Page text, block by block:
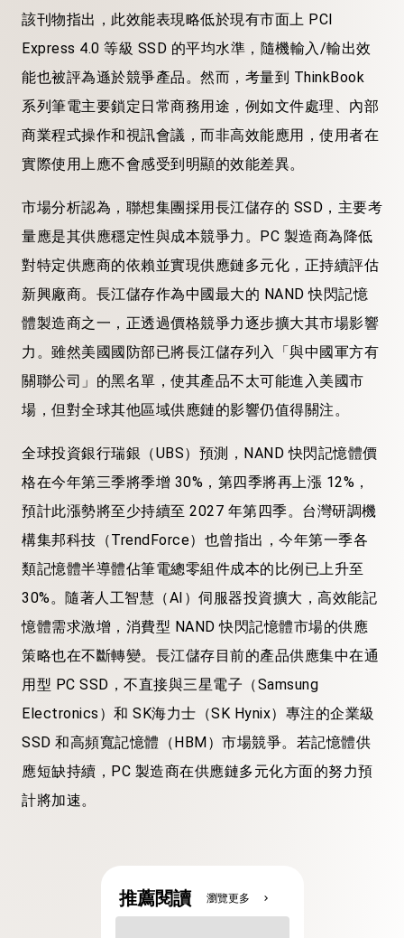
該刊物指出，此效能表現略低於現有市面上 PCI
Express 4.0 等級 SSD 的平均水準，隨機輸入/輸出效
能也被評為遜於競爭產品。然而，考量到 ThinkBook
系列筆電主要鎖定日常商務用途，例如文件處理、內部
商業程式操作和視訊會議，而非高效能應用，使用者在
實際使用上應不會感受到明顯的效能差異。
市場分析認為，聯想集團採用長江儲存的 SSD，主要考
量應是其供應穩定性與成本競爭力。PC 製造商為降低
對特定供應商的依賴並實現供應鏈多元化，正持續評估
新興廠商。長江儲存作為中國最大的 NAND 快閃記憶
體製造商之一，正透過價格競爭力逐步擴大其市場影響
力。雖然美國國防部已將長江儲存列入「與中國軍方有
關聯公司」的黑名單，使其產品不太可能進入美國市
場，但對全球其他區域供應鏈的影響仍值得關注。
全球投資銀行瑞銀（UBS）預測，NAND 快閃記憶體價
格在今年第三季將季增 30%，第四季將再上漲 12%，
預計此漲勢將至少持續至 2027 年第四季。台灣研調機
構集邦科技（TrendForce）也曾指出，今年第一季各
類記憶體半導體佔筆電總零組件成本的比例已上升至
30%。隨著人工智慧（AI）伺服器投資擴大，高效能記
憶體需求激增，消費型 NAND 快閃記憶體市場的供應
策略也在不斷轉變。長江儲存目前的產品供應集中在通
用型 PC SSD，不直接與三星電子（Samsung
Electronics）和 SK海力士（SK Hynix）專注的企業級
SSD 和高頻寬記憶體（HBM）市場競爭。若記憶體供
應短缺持續，PC 製造商在供應鏈多元化方面的努力預
計將加速。
推薦閱讀 瀏覽更多 chevron_right